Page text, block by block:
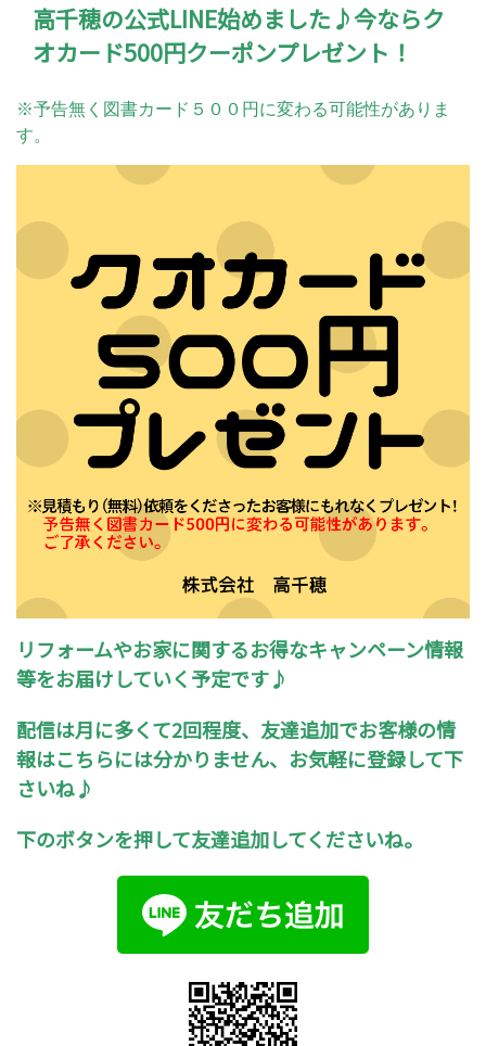
高千穂の公式LINE始めました♪今ならク
オカード500円クーポンプレゼント！
※予告無く図書カード５００円に変わる可能性がありま
す。
リフォームやお家に関するお得なキャンペーン情報
等をお届けしていく予定です♪
配信は月に多くて2回程度、友達追加でお客様の情
報はこちらには分かりません、お気軽に登録して下
さいね♪
下のボタンを押して友達追加してくださいね。